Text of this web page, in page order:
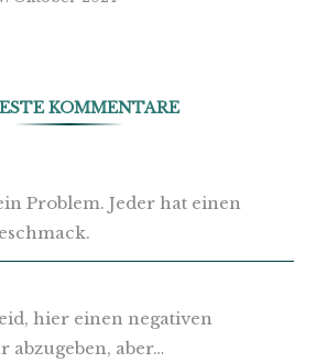
KOMMENTARE
Problem. Jeder hat einen
hier einen negativen
abzugeben, aber…